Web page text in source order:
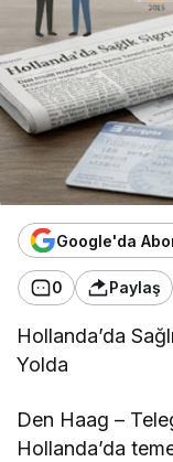
Google'da
0 Paylaş
Hollanda’da
Yolda
Den Haag –
Hollanda’da